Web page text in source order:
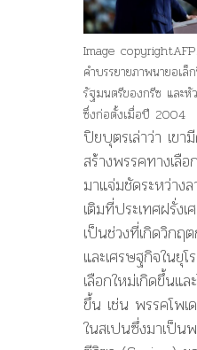
Image copyright
คำบรรยายภาพนายอเล็
รัฐมนตรีของกรีซ และหั
ซึ่งก่อตั้งเมื่อปี 2004
ปิยบุตรเล่าว่า เขา
สร้างพรรคทางเลื
มาแจ่มชัดระหว่าง
เติมที่ประเทศฝรั่ง
เป็นช่วงที่เกิดวิกฤ
และเศรษฐกิจในยุ
เลือกใหม่เกิดขึ้นแ
ขึ้น เช่น พรรคโพ
ในสเปนซึ่งมาเป็